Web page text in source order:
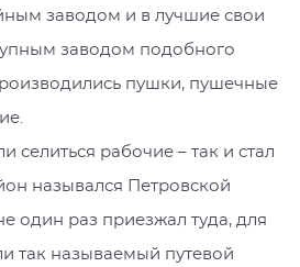
заводом и в лучшие свои
заводом подобного
пушки, пушечные
селиться рабочие – так и стал
назывался Петровской
один раз приезжал туда, для
так называемый путевой